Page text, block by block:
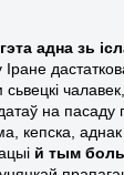
адна зь
Іране
сьвецкі
на пасаду
кепска, аднак
й тым